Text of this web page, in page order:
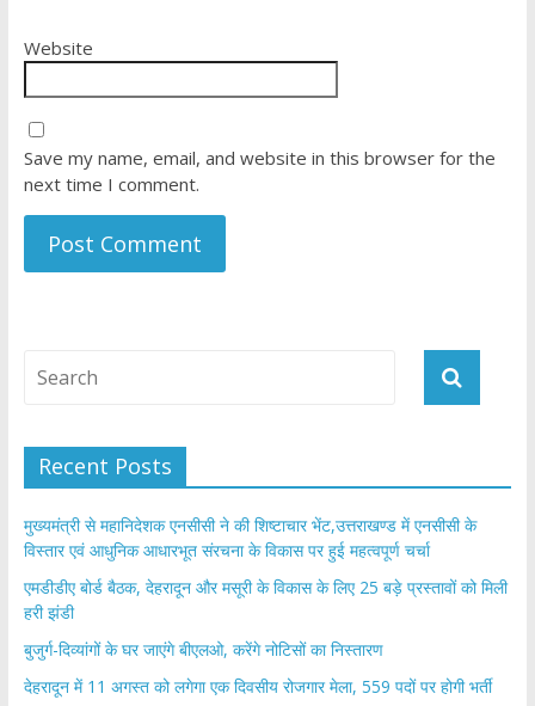
Website
Save my name, email, and website in this browser for the
next time I comment.
Recent Posts
मुख्यमंत्री से महानिदेशक एनसीसी ने की शिष्टाचार भेंट,उत्तराखण्ड में एनसीसी के
विस्तार एवं आधुनिक आधारभूत संरचना के विकास पर हुई महत्वपूर्ण चर्चा
एमडीडीए बोर्ड बैठक, देहरादून और मसूरी के विकास के लिए 25 बड़े प्रस्तावों को मिली
हरी झंडी
बुजुर्ग-दिव्यांगों के घर जाएंगे बीएलओ, करेंगे नोटिसों का निस्तारण
​देहरादून में 11 अगस्त को लगेगा एक दिवसीय रोजगार मेला, 559 पदों पर होगी भर्ती